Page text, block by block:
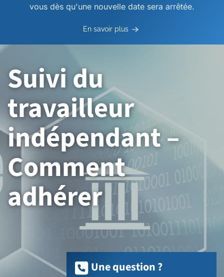
vous dès qu'une nouvelle date sera arrêtée.
En savoir plus
Suivi du
travailleur
indépendant –
Comment
adhérer
Une question ?